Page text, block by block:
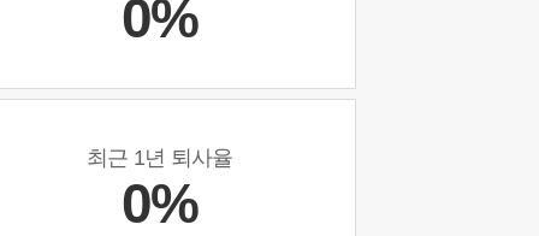
0%
최근 1년 퇴사율
0%